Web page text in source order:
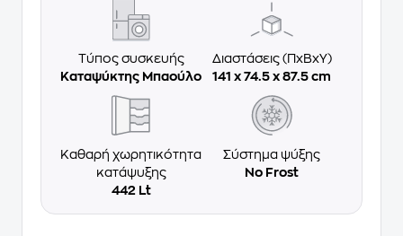
Τύπος συσκευής
Καταψύκτης Μπαούλο
Διαστάσεις (ΠxΒxΥ)
141 x 74.5 x 87.5 cm
Καθαρή χωρητικότητα
κατάψυξης
442 Lt
Σύστημα ψύξης
No Frost